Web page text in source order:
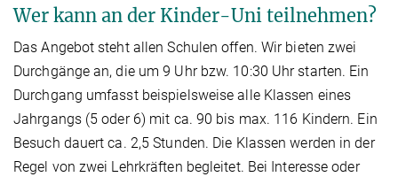
Wer kann an der Kinder-Uni teilnehmen?
Das Angebot steht allen Schulen offen. Wir bieten zwei
Durchgänge an, die um 9 Uhr bzw. 10:30 Uhr starten. Ein
Durchgang umfasst beispielsweise alle Klassen eines
Jahrgangs (5 oder 6) mit ca. 90 bis max. 116 Kindern. Ein
Besuch dauert ca. 2,5 Stunden. Die Klassen werden in der
Regel von zwei Lehrkräften begleitet. Bei Interesse oder